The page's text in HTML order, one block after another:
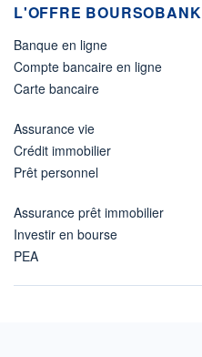
L'OFFRE BOURSOBANK
Banque en ligne
Compte bancaire en ligne
Carte bancaire
Assurance vie
Crédit immobilier
Prêt personnel
Assurance prêt immobilier
Investir en bourse
PEA